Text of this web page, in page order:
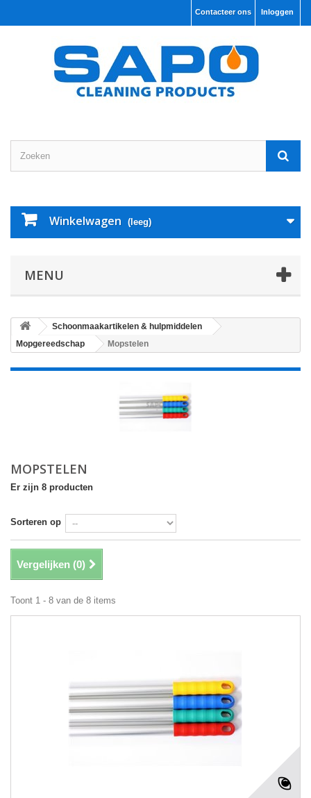
Inloggen
Contacteer ons
Winkelwagen (leeg)
MENU
Schoonmaakartikelen & hulpmiddelen
Mopgereedschap
Mopstelen
MOPSTELEN
Er zijn 8 producten
Sorteren op
Vergelijken (0)
Toont 1 - 8 van de 8 items